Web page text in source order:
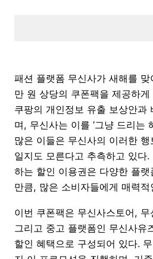
패션 플랫폼 무신사가 새해를
만 원 상당의 쿠폰팩을 제공하
쿠팡의 개인정보 유출 보상안과
며, 무신사는 이를 ‘그냥 드리는
많은 이들은 무신사의 이러한
일지도 모른다고 추측하고 있다
하는 할인 이용권은 다양한 플
만큼, 많은 소비자들에게 매력
이번 쿠폰팩은 무신사스토어,
그리고 중고 플랫폼인 무신사유
할인 혜택으로 구성되어 있다.